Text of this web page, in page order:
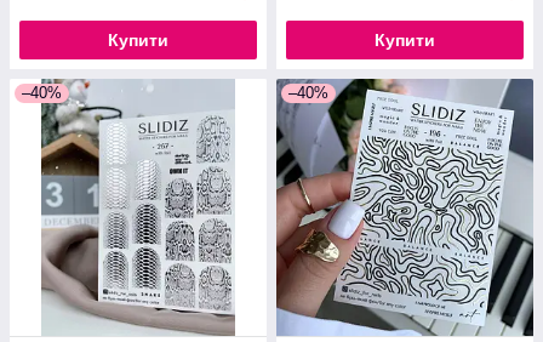
Купити Купити
–40% –40%